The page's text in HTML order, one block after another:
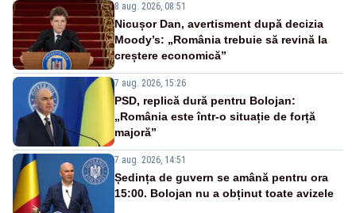
8 aug. 2026, 08:51
Nicușor Dan, avertisment după decizia
Moody’s: „România trebuie să revină la
creștere economică”
7 aug. 2026, 15:26
PSD, replică dură pentru Bolojan:
„România este într-o situație de forță
majoră”
7 aug. 2026, 14:51
Ședința de guvern se amână pentru ora
15:00. Bolojan nu a obținut toate avizele